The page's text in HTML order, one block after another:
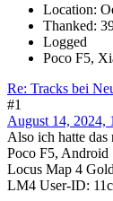
Location:
Thanked:
Logged
Poco F5,
Re: Tracks bei
#1
August 14, 2024,
Also ich hatte das
Poco F5,
Locus Map 4
LM4 User-ID: